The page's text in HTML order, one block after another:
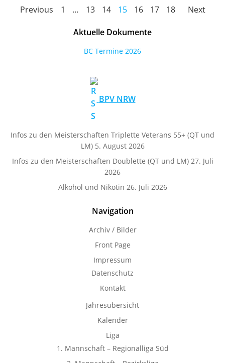
Posts
navigation
Previous
Posts
navigation
Page
1 … Page
13 Page
14 Page
15 Page
16 Page
17 Page
18 Next
Aktuelle Dokumente
BC Termine 2026
BPV NRW
Infos zu den Meisterschaften Triplette Veterans 55+ (QT und
LM) 5. August 2026
Infos zu den Meisterschaften Doublette (QT und LM) 27. Juli
2026
Alkohol und Nikotin 26. Juli 2026
Navigation
Archiv / Bilder
Front Page
Impressum
Datenschutz
Kontakt
Jahresübersicht
Kalender
Liga
1. Mannschaft – Regionalliga Süd